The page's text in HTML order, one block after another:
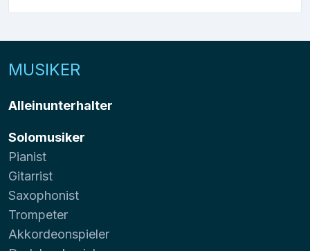
MUSIKER
Alleinunterhalter
Solomusiker
Pianist
Gitarrist
Saxophonist
Trompeter
Akkordeonspieler